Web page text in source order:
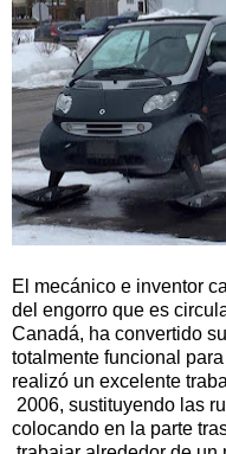
El mecánico e inventor
del engorro que es
Canadá, ha convertido
totalmente funcional
realizó un excelente
2006, sustituyendo las
colocando en la parte